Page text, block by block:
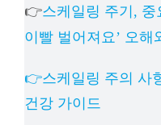
👉스케일링 주기, 중
이빨 벌어져요’ 오해
👉스케일링 주의 사
건강 가이드